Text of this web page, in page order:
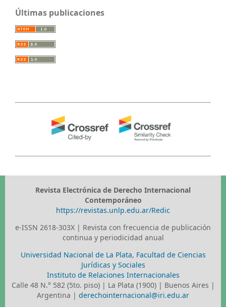
Últimas publicaciones
Revista Electrónica de Derecho Internacional
Contemporáneo
https://revistas.unlp.edu.ar/Redic
e-ISSN 2618-303X | Revista con frecuencia de publicación
continua y periodicidad anual
Universidad Nacional de La Plata, Facultad de Ciencias
Jurídicas y Sociales
Instituto de Relaciones Internacionales
Calle 48 N.° 582 (5to. piso) | La Plata (1900) | Buenos Aires |
Argentina | derechointernacional@iri.edu.ar